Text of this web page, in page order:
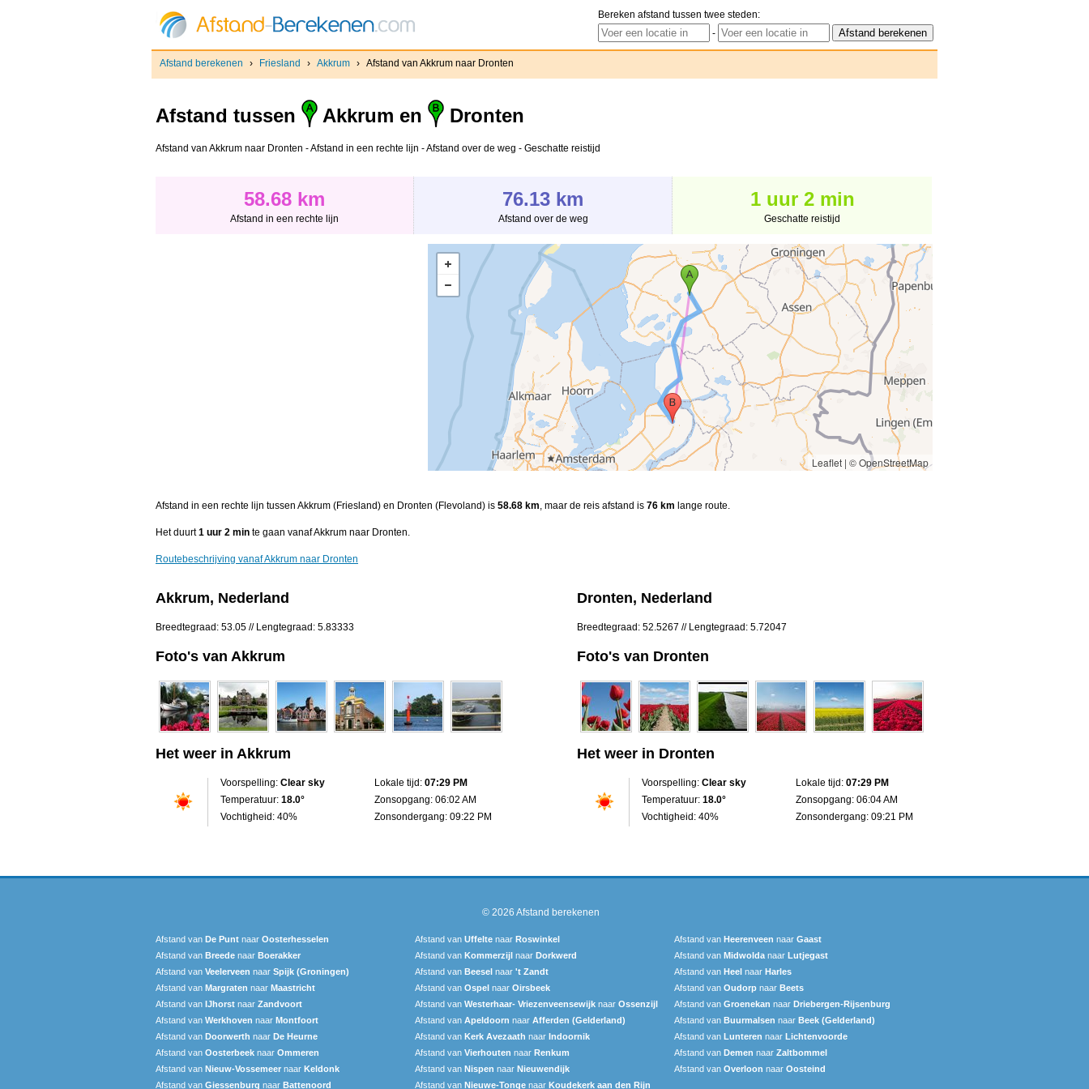
Bereken afstand tussen twee steden:
-
Afstand berekenen › Friesland › Akkrum › Afstand van Akkrum naar Dronten
Afstand tussen Akkrum en Dronten
Afstand van Akkrum naar Dronten - Afstand in een rechte lijn - Afstand over de weg - Geschatte reistijd
58.68 km
Afstand in een rechte lijn
76.13 km
Afstand over de weg
1 uur 2 min
Geschatte reistijd
Leaflet | © OpenStreetMap
Afstand in een rechte lijn tussen Akkrum (Friesland) en Dronten (Flevoland) is 58.68 km, maar de reis afstand is 76 km lange route.
Het duurt1 uur 2 min te gaan vanaf Akkrum naar Dronten.
Routebeschrijving vanaf Akkrum naar Dronten
Akkrum, Nederland
Breedtegraad: 53.05 // Lengtegraad: 5.83333
Foto's van Akkrum
Het weer in Akkrum
Voorspelling: Clear sky
Temperatuur: 18.0°
Vochtigheid: 40%
Lokale tijd: 07:29 PM
Zonsopgang: 06:02 AM
Zonsondergang: 09:22 PM
Dronten, Nederland
Breedtegraad: 52.5267 // Lengtegraad: 5.72047
Foto's van Dronten
Het weer in Dronten
Voorspelling: Clear sky
Temperatuur: 18.0°
Vochtigheid: 40%
Lokale tijd: 07:29 PM
Zonsopgang: 06:04 AM
Zonsondergang: 09:21 PM
© 2026 Afstand berekenen
Afstand van De Punt naar Oosterhesselen Afstand van Uffelte naar Roswinkel Afstand van Heerenveen naar Gaast
Afstand van Breede naar Boerakker Afstand van Kommerzijl naar Dorkwerd Afstand van Midwolda naar Lutjegast
Afstand van Veelerveen naar Spijk (Groningen) Afstand van Beesel naar 't Zandt Afstand van Heel naar Harles
Afstand van Margraten naar Maastricht Afstand van Ospel naar Oirsbeek Afstand van Oudorp naar Beets
Afstand van IJhorst naar Zandvoort Afstand van Westerhaar- Vriezenveensewijk naar Ossenzijl Afstand van Groenekan naar Driebergen-Rijsenburg
Afstand van Werkhoven naar Montfoort Afstand van Apeldoorn naar Afferden (Gelderland) Afstand van Buurmalsen naar Beek (Gelderland)
Afstand van Doorwerth naar De Heurne Afstand van Kerk Avezaath naar Indoornik Afstand van Lunteren naar Lichtenvoorde
Afstand van Oosterbeek naar Ommeren Afstand van Vierhouten naar Renkum Afstand van Demen naar Zaltbommel
Afstand van Nieuw-Vossemeer naar Keldonk Afstand van Nispen naar Nieuwendijk Afstand van Overloon naar Oosteind
Afstand van Giessenburg naar Battenoord Afstand van Nieuwe-Tonge naar Koudekerk aan den Rijn